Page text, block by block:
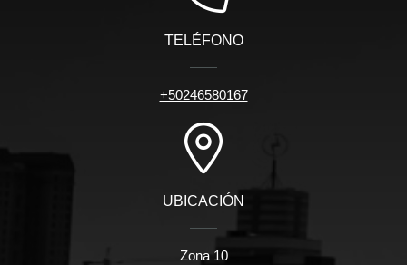
TELÉFONO
+50246580167
UBICACIÓN
Zona 10